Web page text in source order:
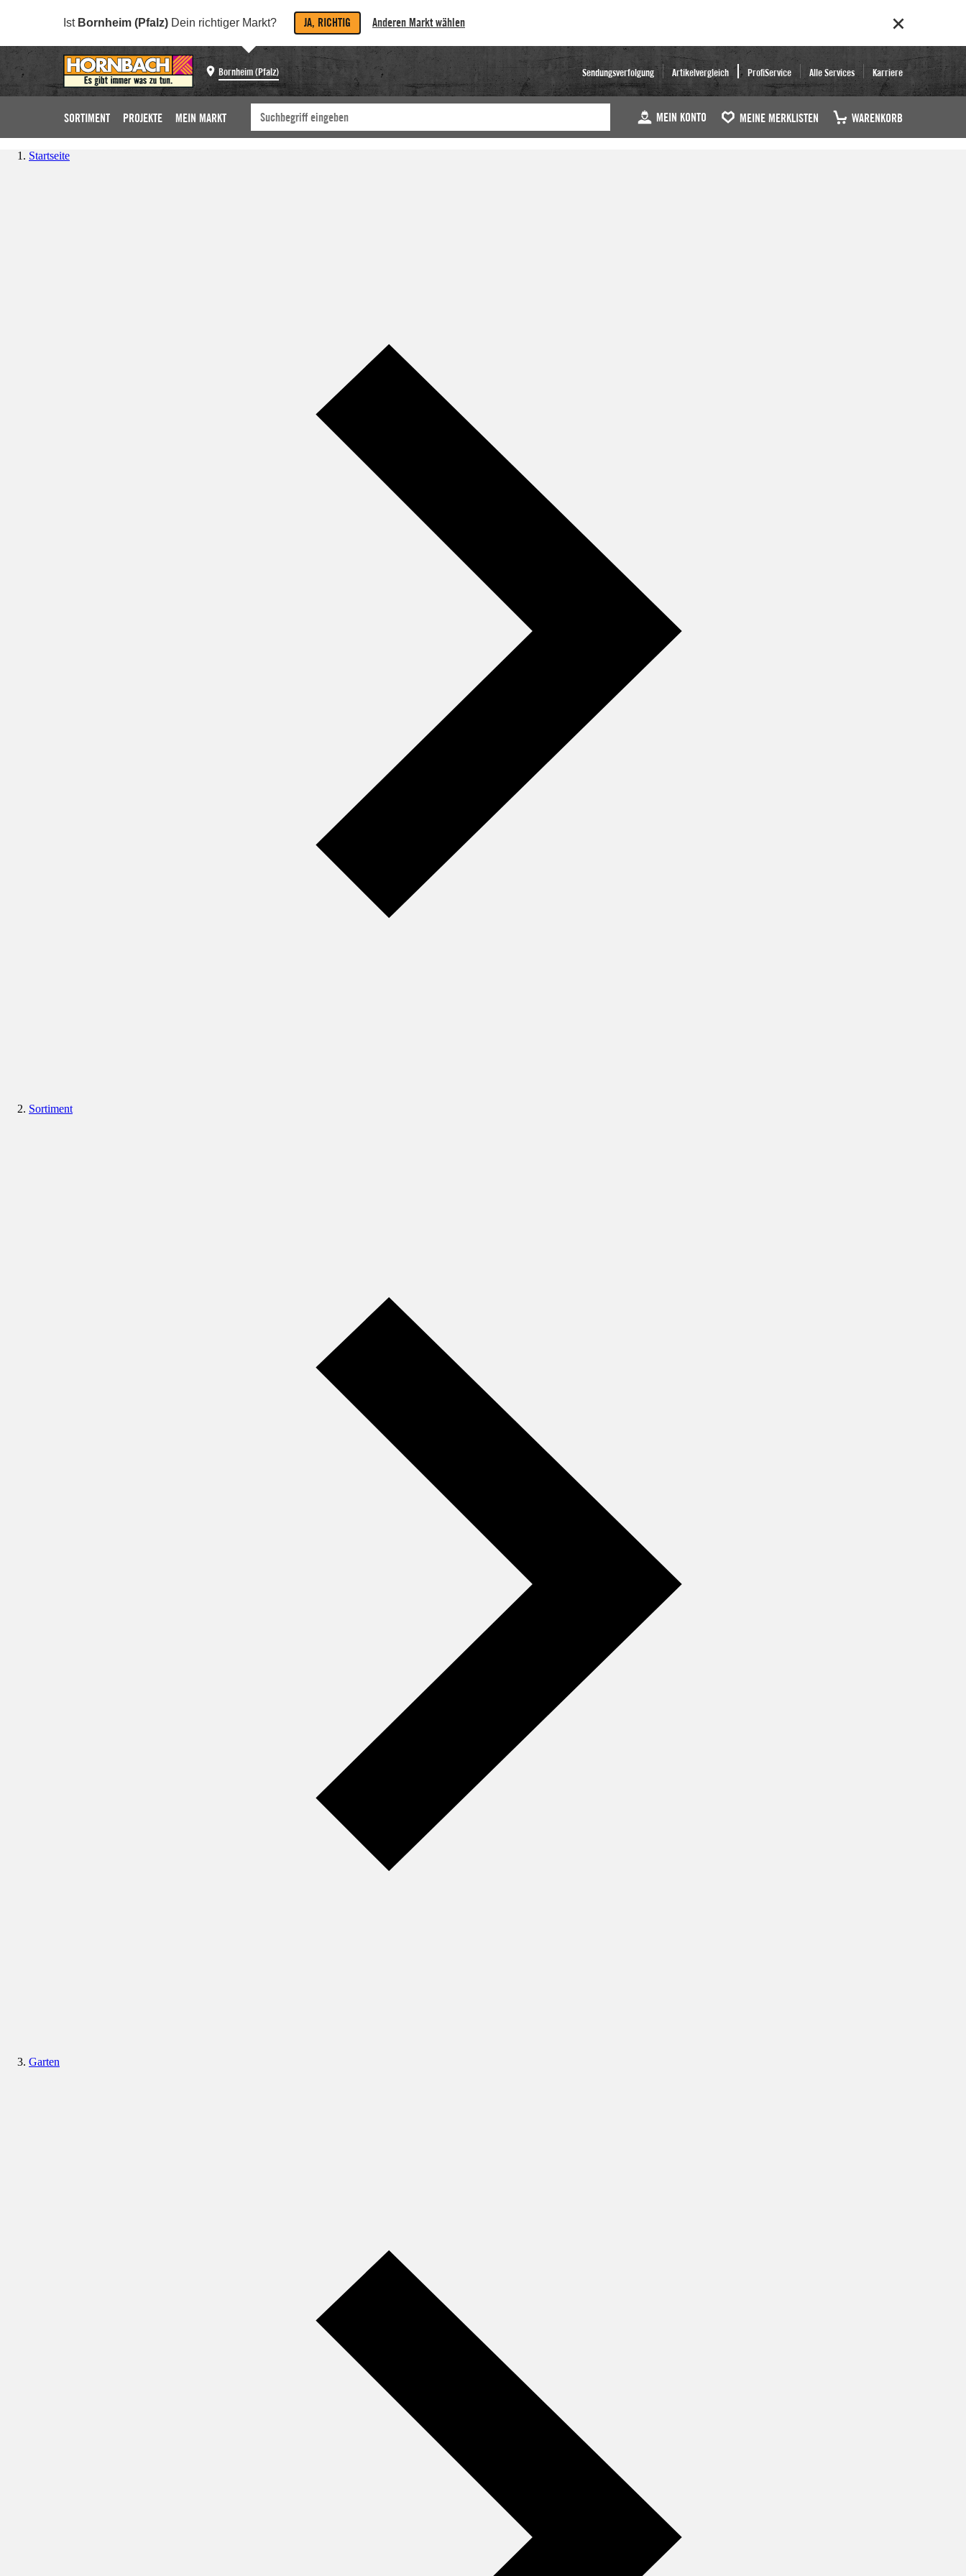
Ist Bornheim (Pfalz) Dein richtiger Markt? JA, RICHTIG Anderen Markt wählen
Bornheim (Pfalz) Sendungsverfolgung Artikelvergleich ProfiService Alle Services Karriere
SORTIMENT PROJEKTE MEIN MARKT MEIN KONTO MEINE MERKLISTEN WARENKORB
Startseite
Sortiment
Garten